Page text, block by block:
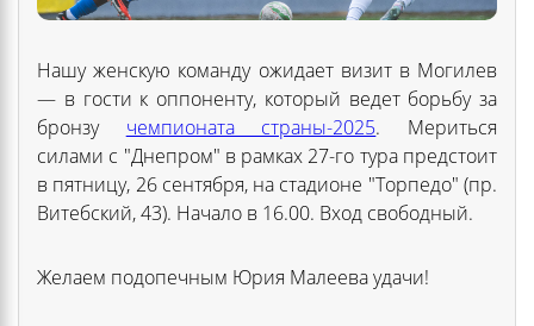
Нашу женскую команду ожидает визит в Могилев
— в гости к оппоненту, который ведет борьбу за
бронзу чемпионата страны-2025. Мериться
силами с "Днепром" в рамках 27-го тура предстоит
в пятницу, 26 сентября, на стадионе "Торпедо" (пр.
Витебский, 43). Начало в 16.00. Вход свободный.
Желаем подопечным Юрия Малеева удачи!